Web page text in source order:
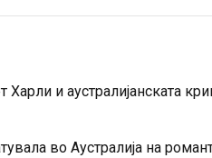
и аустралијанската
во Аустралија на